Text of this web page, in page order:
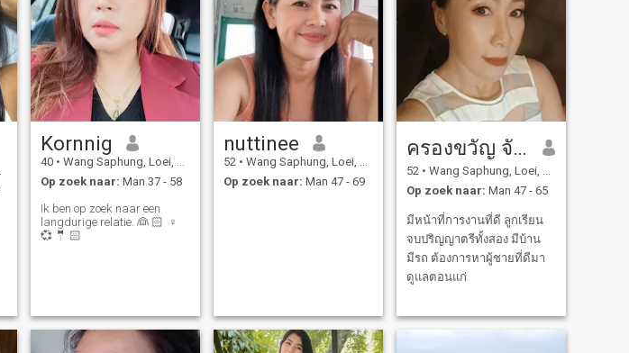
Kornnig
40 • Wang Saphung, Loei, Thailand
Op zoek naar: Man 37 - 58
Ik ben op zoek naar een
langdurige relatie. 👰 🏻 ‍ ♀ ️
💞 🤵 🏻
nuttinee
52 • Wang Saphung, Loei, Thailand
Op zoek naar: Man 47 - 69
ครองขวัญ จันทิหล้า
52 • Wang Saphung, Loei, Thailand
Op zoek naar: Man 47 - 65
มีหน้าที่การงานที่ดี ลูกเรียน
จบปริญญาตรีทั้งสอง มีบ้าน
มีรถ ต้องการหาผู้ชายที่ดีมา
ดูแลตอนแก่